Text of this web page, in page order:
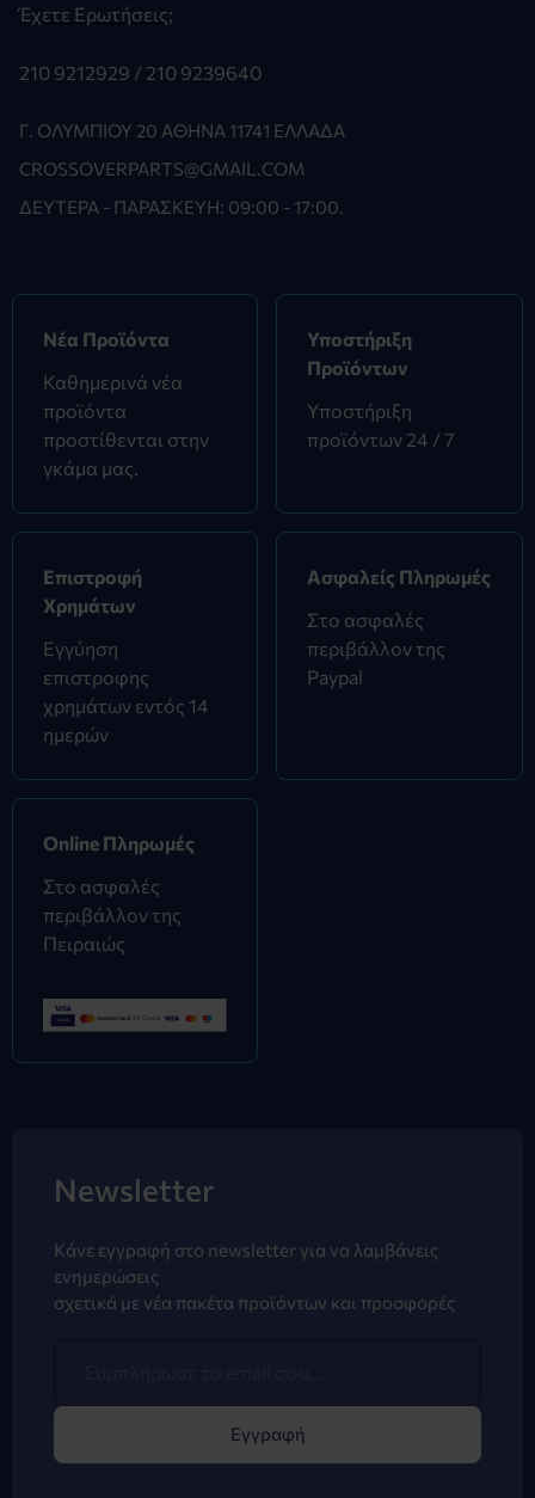
Έχετε Ερωτήσεις;
210 9212929 / 210 9239640
Γ. ΟΛΥΜΠΊΟΥ 20 ΑΘΉΝΑ 11741 ΕΛΛΆΔΑ
CROSSOVERPARTS@GMAIL.COM
ΔΕΥΤΈΡΑ - ΠΑΡΑΣΚΕΥΉ: 09:00 - 17:00.
Νέα Προϊόντα
Καθημερινά νέα
προϊόντα
προστίθενται στην
γκάμα μας.
Υποστήριξη
Προϊόντων
Υποστήριξη
προϊόντων 24 / 7
Επιστροφή
Χρημάτων
Εγγύηση
επιστροφης
χρημάτων εντός 14
ημερών
Ασφαλείς Πληρωμές
Στο ασφαλές
περιβάλλον της
Paypal
Online Πληρωμές
Στο ασφαλές
περιβάλλον της
Πειραιώς
Newsletter
Κάνε εγγραφή στο newsletter για να λαμβάνεις
ενημερώσεις
σχετικά με νέα πακέτα προϊόντων και προσφορές
Εγγραφή